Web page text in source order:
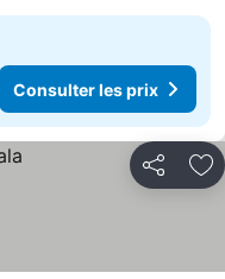
Consulter les prix
Partager